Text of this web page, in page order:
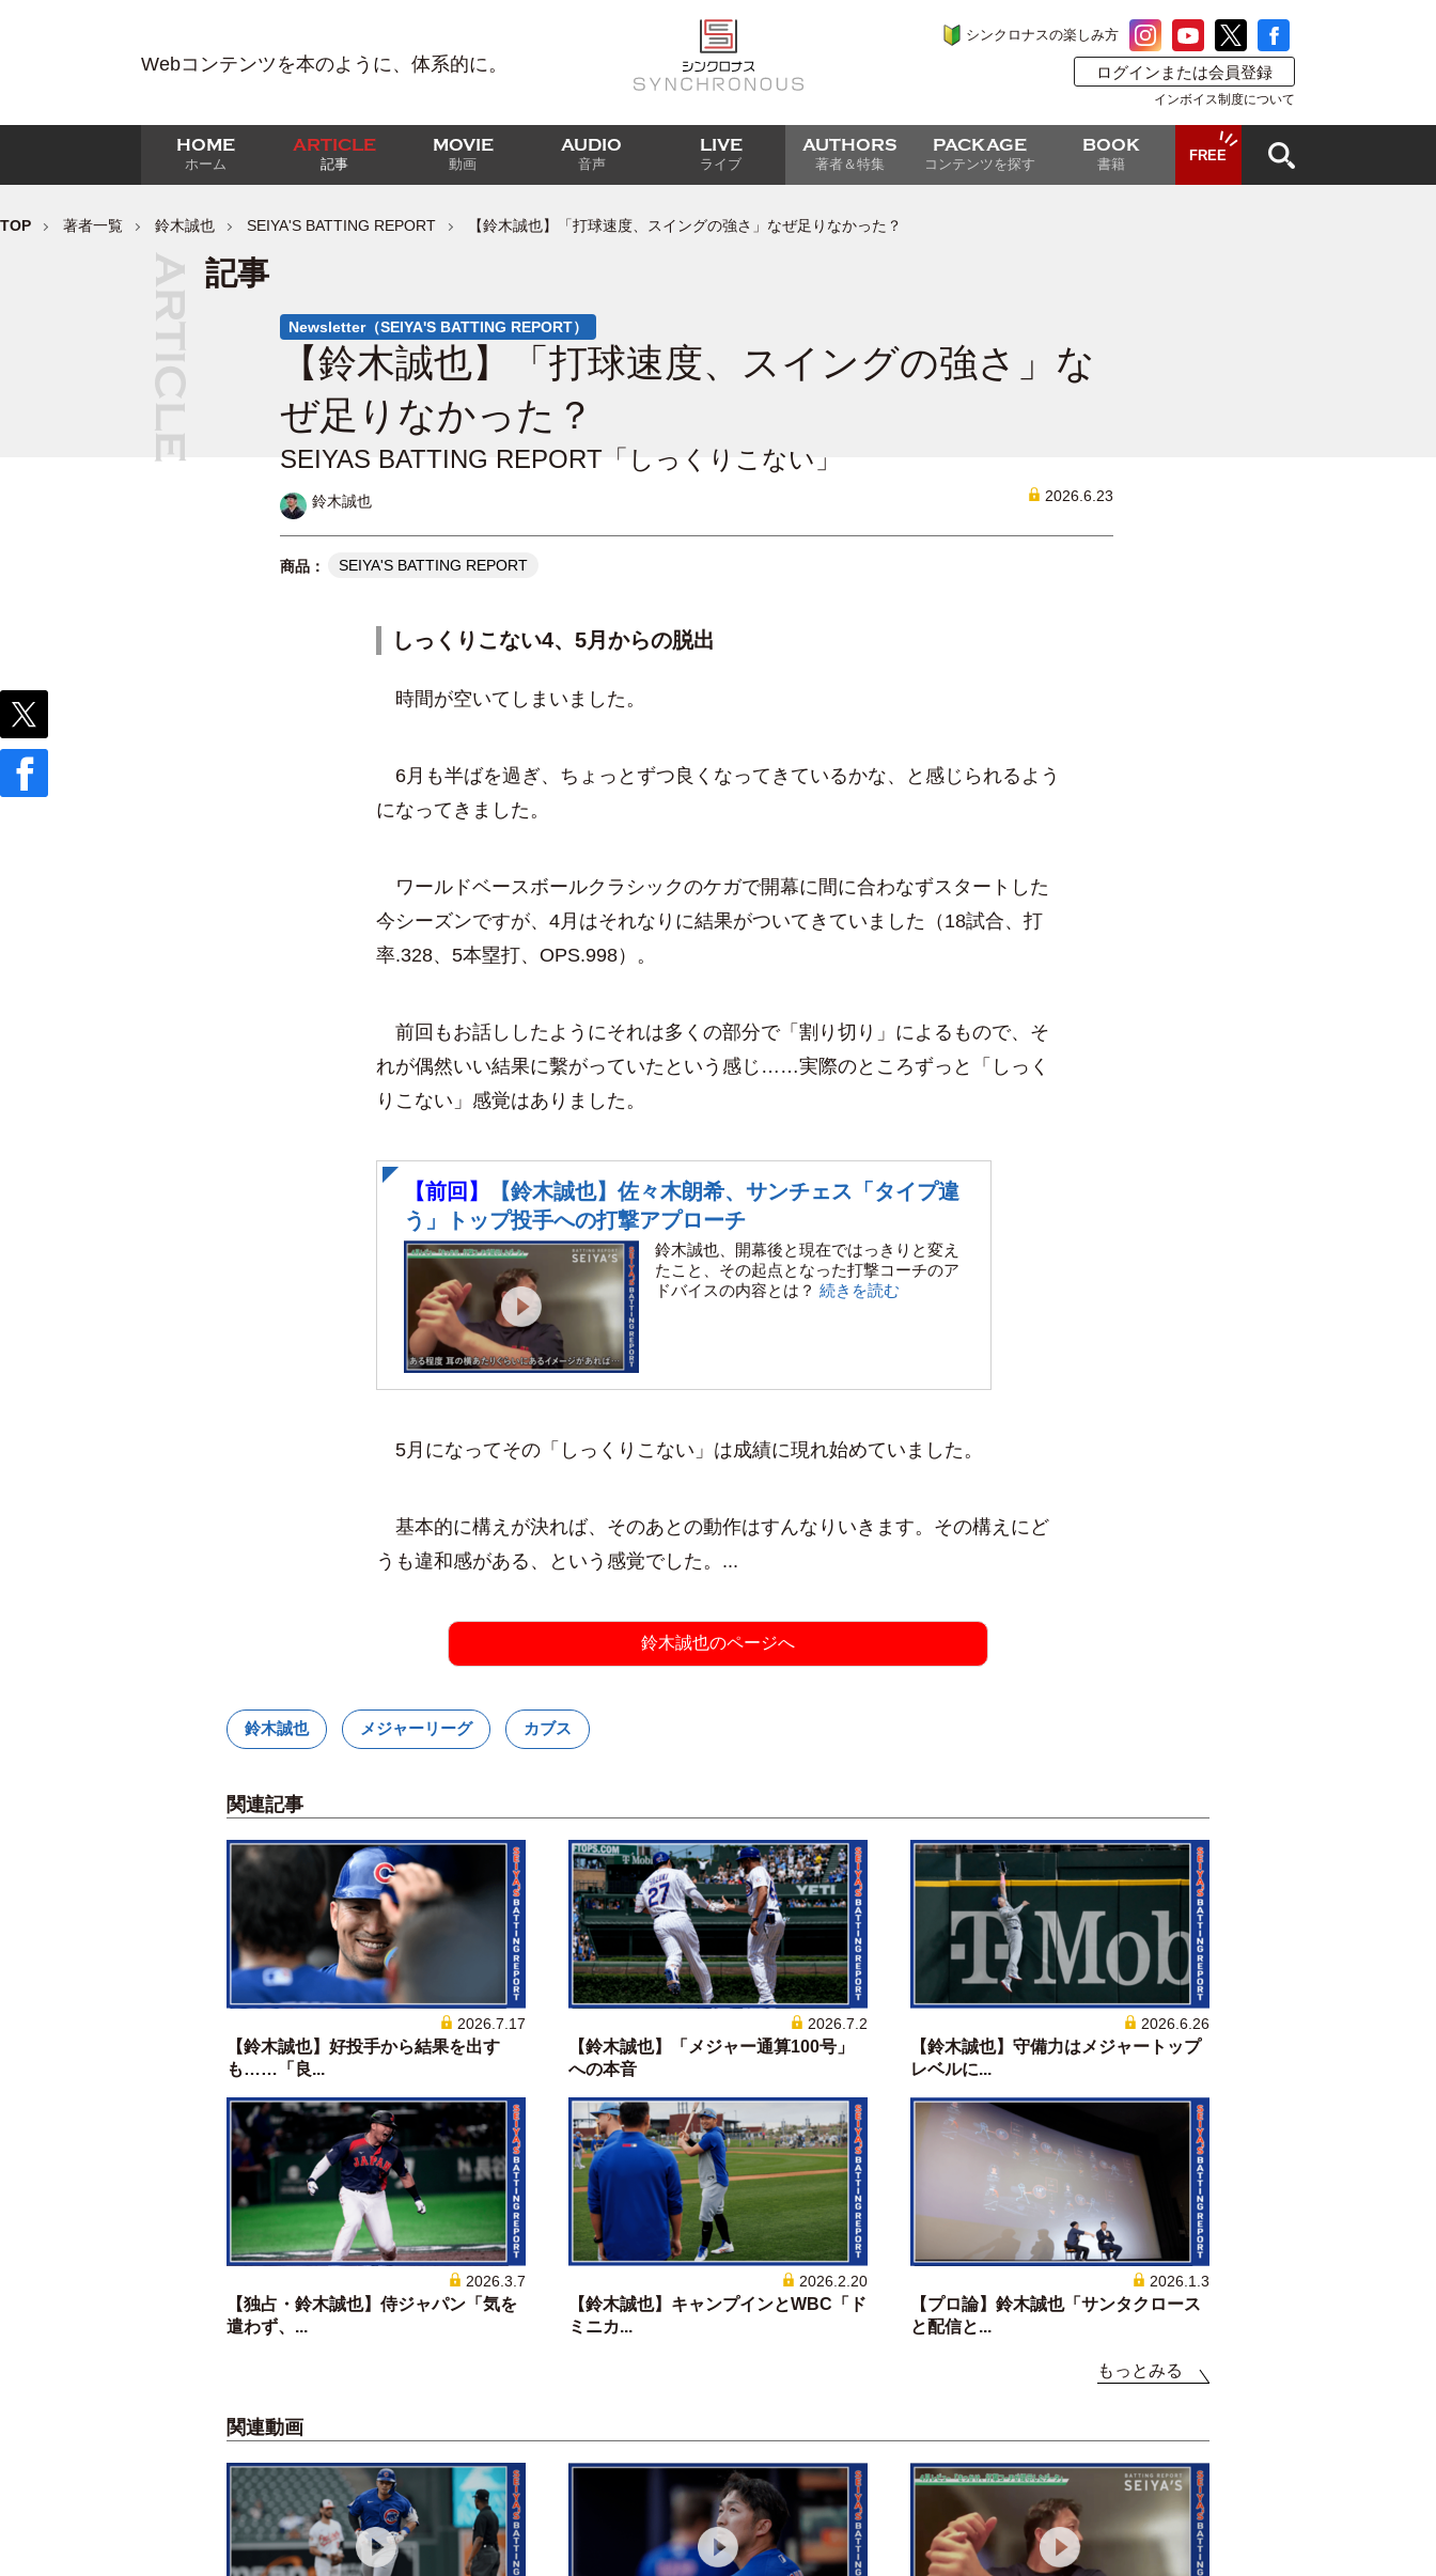
Webコンテンツを本のように、体系的に。
シンクロナスの楽しみ方
ログインまたは会員登録
インボイス制度について
HOME
ホーム
ARTICLE
記事
MOVIE
動画
AUDIO
音声
LIVE
ライブ
AUTHORS
著者＆特集
PACKAGE
コンテンツを探す
BOOK
書籍
FREE
TOP 著者一覧 鈴木誠也 SEIYA'S BATTING REPORT 【鈴木誠也】「打球速度、スイングの強さ」なぜ足りなかった？
記事
Newsletter（SEIYA'S BATTING REPORT）
【鈴木誠也】「打球速度、スイングの強さ」な
ぜ足りなかった？
SEIYAS BATTING REPORT「しっくりこない」
鈴木誠也 2026.6.23
SEIYA'S BATTING REPORT
しっくりこない4、5月からの脱出
時間が空いてしまいました。
6月も半ばを過ぎ、ちょっとずつ良くなってきているかな、と感じられるよう
になってきました。
ワールドベースボールクラシックのケガで開幕に間に合わなずスタートした
今シーズンですが、4月はそれなりに結果がついてきていました（18試合、打
率.328、5本塁打、OPS.998）。
前回もお話ししたようにそれは多くの部分で「割り切り」によるもので、そ
れが偶然いい結果に繫がっていたという感じ……実際のところずっと「しっく
りこない」感覚はありました。
【前回】
【鈴木誠也】佐々木朗希、サンチェス「タイプ違
う」トップ投手への打撃アプローチ
鈴木誠也、開幕後と現在ではっきりと変え
たこと、その起点となった打撃コーチのア
ドバイスの内容とは？ 続きを読む
5月になってその「しっくりこない」は成績に現れ始めていました。
基本的に構えが決れば、そのあとの動作はすんなりいきます。その構えにど
うも違和感がある、という感覚でした。...
鈴木誠也のページへ
鈴木誠也 メジャーリーグ カブス
関連記事
2026.7.17
【鈴木誠也】好投手から結果を出す
も……「良...
2026.7.2
【鈴木誠也】「メジャー通算100号」
への本音
2026.6.26
【鈴木誠也】守備力はメジャートップ
レベルに...
2026.3.7
【独占・鈴木誠也】侍ジャパン「気を
遣わず、...
2026.2.20
【鈴木誠也】キャンプインとWBC「ド
ミニカ...
2026.1.3
【プロ論】鈴木誠也「サンタクロース
と配信と...
もっとみる
関連動画